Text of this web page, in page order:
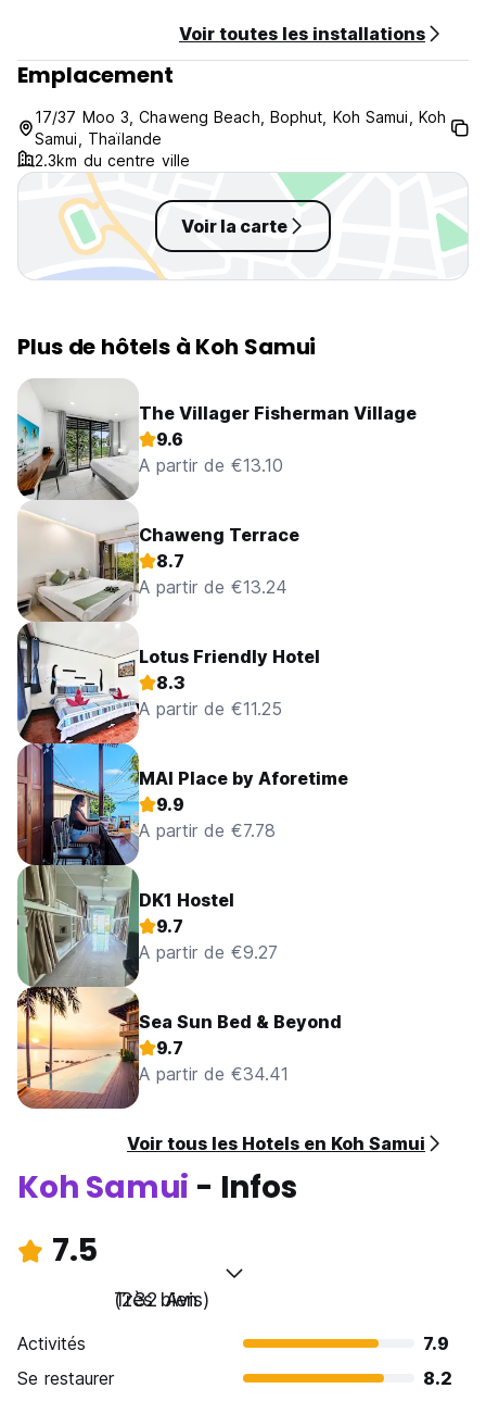
Voir toutes les installations
Emplacement
17/37 Moo 3, Chaweng Beach, Bophut, Koh Samui, Koh
Samui, Thaïlande
2.3km du centre ville
Voir la carte
Plus de hôtels à Koh Samui
The Villager Fisherman Village
9.6
A partir de €13.10
Chaweng Terrace
8.7
A partir de €13.24
Lotus Friendly Hotel
8.3
A partir de €11.25
MAI Place by Aforetime
9.9
A partir de €7.78
DK1 Hostel
9.7
A partir de €9.27
Sea Sun Bed & Beyond
9.7
A partir de €34.41
Voir tous les Hotels en Koh Samui
Koh Samui - Infos
7.5
Très bien
(232 Avis)
Activités
7.9
Se restaurer
8.2